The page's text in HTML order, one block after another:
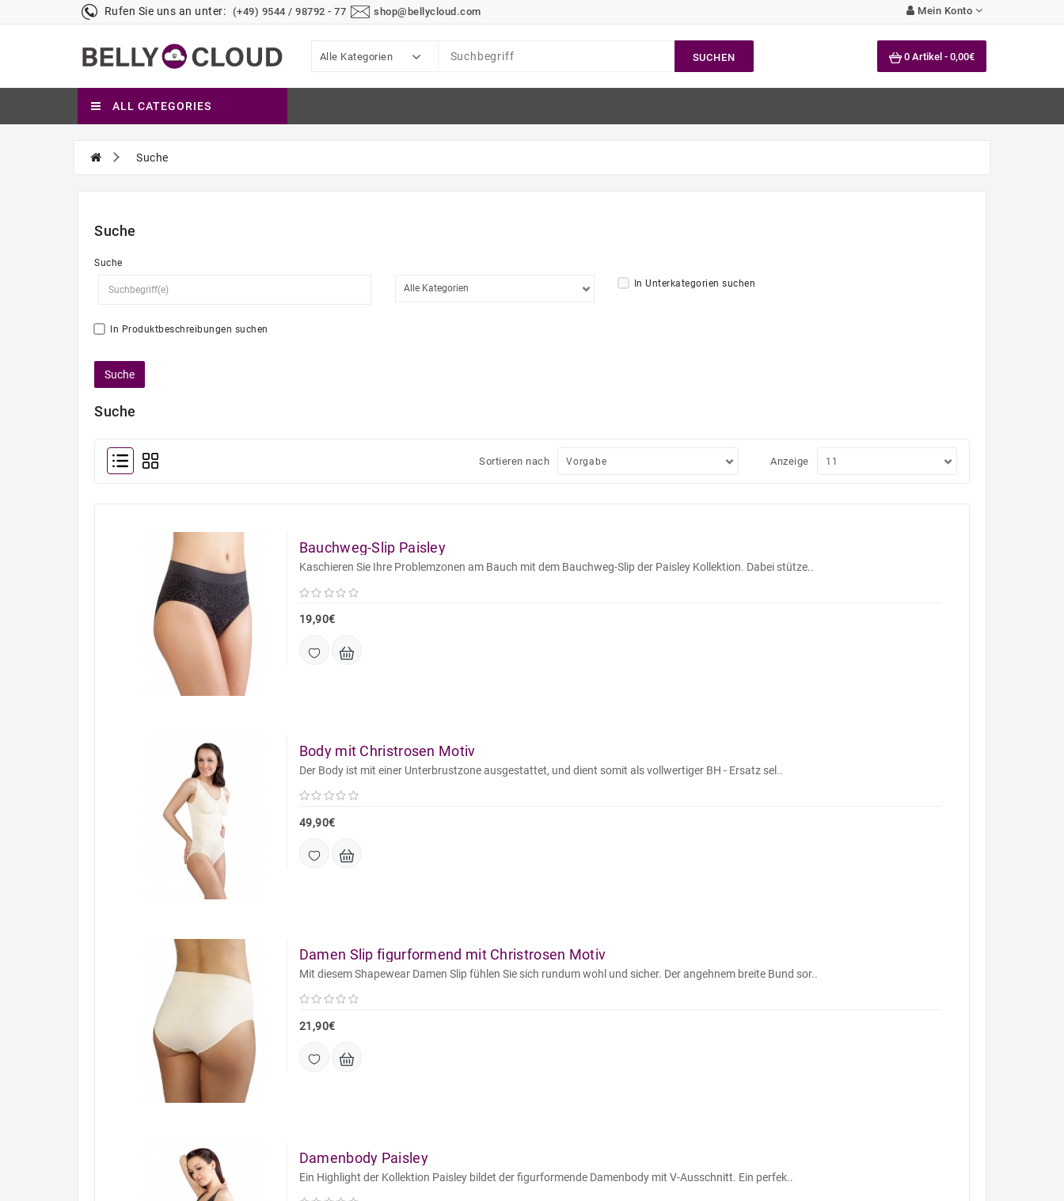
Rufen Sie uns an unter: (+49) 9544 / 98792 - 77 shop@bellycloud.com Mein Konto
Alle Kategorien SUCHEN 0 Artikel - 0,00€
ALL CATEGORIES
Suche
Suche
Suche
In Unterkategorien suchen
In Produktbeschreibungen suchen
Suche
Sortieren nach Anzeige
Bauchweg-Slip Paisley
Kaschieren Sie Ihre Problemzonen am Bauch mit dem Bauchweg-Slip der Paisley Kollektion. Dabei stütze..
19,90€
Body mit Christrosen Motiv
Der Body ist mit einer Unterbrustzone ausgestattet, und dient somit als vollwertiger BH - Ersatz sel..
49,90€
Damen Slip figurformend mit Christrosen Motiv
Mit diesem Shapewear Damen Slip fühlen Sie sich rundum wohl und sicher. Der angehnem breite Bund sor..
21,90€
Damenbody Paisley
Ein Highlight der Kollektion Paisley bildet der figurformende Damenbody mit V-Ausschnitt. Ein perfek..